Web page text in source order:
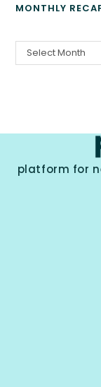
MONTHLY
Select Month
platform for